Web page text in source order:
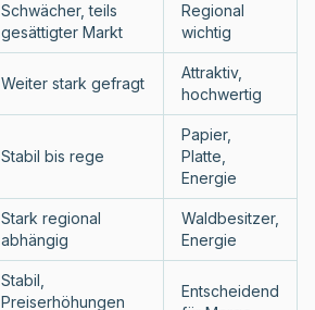
Schwächer, teils
gesättigter Markt
Regional
wichtig
Weiter stark gefragt
Attraktiv,
hochwertig
Stabil bis rege
Papier,
Platte,
Energie
Stark regional
abhängig
Waldbesitzer,
Energie
Stabil,
Preiserhöhungen
Entscheidend